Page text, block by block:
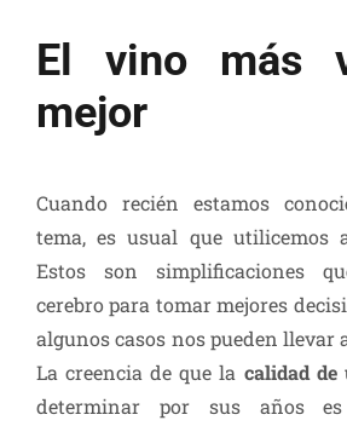
El vino más
mejor
Cuando recién estamos
tema, es usual que utilicemos
Estos son simplificaciones
cerebro para tomar mejores
algunos casos nos pueden llevar
La creencia de que la calidad
determinar por sus años